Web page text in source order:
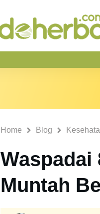
Home Blog
Waspadai
Muntah